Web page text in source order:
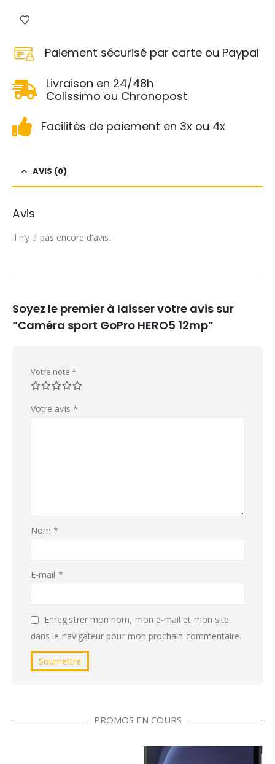
Paiement sécurisé par carte ou Paypal
Livraison en 24/48h
Colissimo ou Chronopost
Facilités de paiement en 3x ou 4x
AVIS (0)
Avis
Il n’y a pas encore d’avis.
Soyez le premier à laisser votre avis sur
“Caméra sport GoPro HERO5 12mp”
Votre note *
Votre avis *
Nom*
E-mail *
Enregistrer mon nom, mon e-mail et mon site
dans le navigateur pour mon prochain commentaire.
PROMOS EN COURS